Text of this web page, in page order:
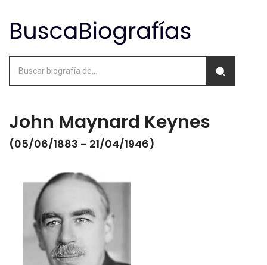
John Maynard Keynes
(05/06/1883 - 21/04/1946)